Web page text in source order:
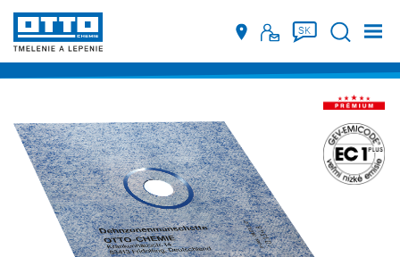
SK Suche